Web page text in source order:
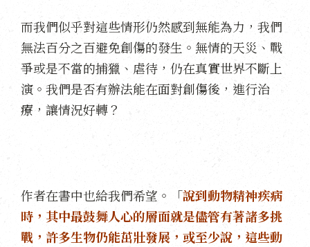
而我們似乎對這些情形仍然感到無能為力，我們
無法百分之百避免創傷的發生。無情的天災、戰
爭或是不當的捕獵、虐待，仍在真實世界不斷上
演。我們是否有辦法能在面對創傷後，進行治
療，讓情況好轉？
作者在書中也給我們希望。「說到動物精神疾病
時，其中最鼓舞人心的層面就是儘管有著諸多挑
戰，許多生物仍能茁壯發展，或至少說，這些動